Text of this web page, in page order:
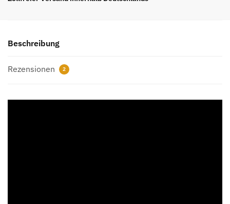
Menge
Beschreibung
Rezensionen 2